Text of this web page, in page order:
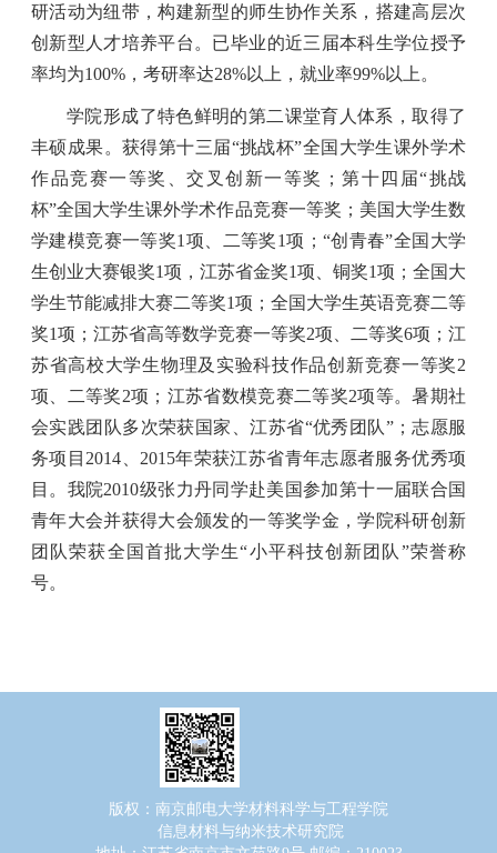
研活动为纽带，构建新型的师生协作关系，搭建高层次
创新型人才培养平台。已毕业的近三届本科生学位授予
率均为100% ，考研率达28%以上，就业率99%以上。
学院形成了特色鲜明的第二课堂育人体系，取得了
丰硕成果。获得第十三届“挑战杯”全国大学生课外学术
作品竞赛一等奖、交叉创新一等奖；第十四届“挑战
杯”全国大学生课外学术作品竞赛一等奖；美国大学生数
学建模竞赛一等奖1 项、二等奖1项；“创青春”全国大学
生创业大赛银奖1项，江苏省金奖1项、铜奖1项；全国大
学生节能减排大赛二等奖1项；全国大学生英语竞赛二等
奖1项；江苏省高等数学竞赛一等奖2项、二等奖6项；江
苏省高校大学生物理及实验科技作品创新竞赛一等奖2
项、二等奖2项；江苏省数模竞赛二等奖2项等。暑期社
会实践团队多次荣获国家、江苏省“优秀团队”；志愿服
务项目 2014 2015年荣获江苏省青年志愿者服务优秀项
目。我院2010级张力丹同学赴美国参加第十一届联合国
青年大会并获得大会颁发的一等奖学金，学院科研创新
团队荣获全国首批大学生“小平科技创新团队”荣誉称
号。
版权：南京邮电大学材料科学与工程学院
信息材料与纳米技术研究院